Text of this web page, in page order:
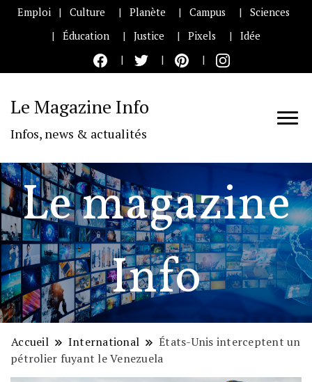
Emploi Culture Planète Campus
Sciences
Éducation
Justice Pixels Idée
Le Magazine Info
Infos, news & actualités
Le magazine
Info
Accueil International
États-Unis interceptent un
pétrolier fuyant le Venezuela